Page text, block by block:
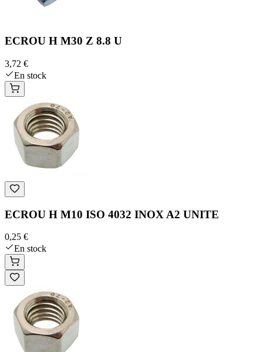
ECROU H M30 Z 8.8 U
3,72 €
En stock
ECROU H M10 ISO 4032 INOX A2 UNITE
0,25 €
En stock